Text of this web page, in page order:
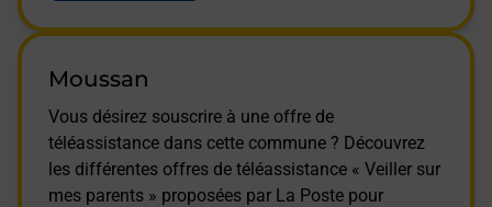
Moussan
Vous désirez souscrire à une offre de
téléassistance dans cette commune ? Découvrez
les différentes offres de téléassistance « Veiller sur
mes parents » proposées par La Poste pour